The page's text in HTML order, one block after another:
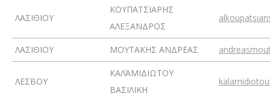
ΛΑΣΙΘΙΟΥ
ΚΟΥΠΑΤΣΙΑΡΗΣ
ΑΛΕΞΑΝΔΡΟΣ
ΛΑΣΙΘΙΟΥ ΜΟΥΤΑΚΗΣ ΑΝΔΡΕΑΣ
ΛΕΣΒΟΥ
ΚΑΛΆΜΙΔΙΩΤΟΥ
ΒΑΣΙΛΙΚΗ